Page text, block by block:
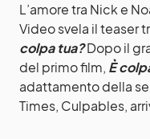
L’amore tra Nick e
Video svela il teaser
colpa tua?Dopo il
del primo film, È
adattamento della
Times, Culpables,